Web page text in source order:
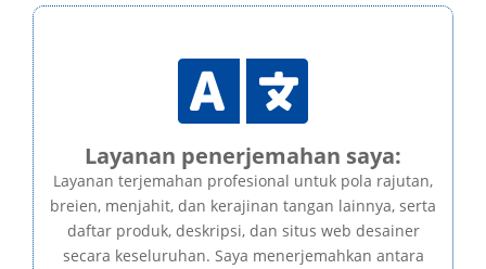

Layanan penerjemahan saya:
Layanan terjemahan profesional untuk pola rajutan,
breien, menjahit, dan kerajinan tangan lainnya, serta
daftar produk, deskripsi, dan situs web desainer
secara keseluruhan. Saya menerjemahkan antara